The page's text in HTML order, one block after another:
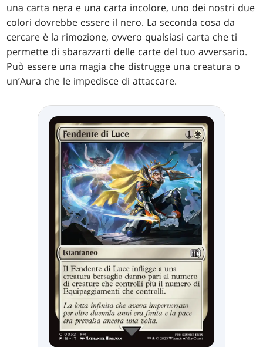
una carta nera e una carta incolore, uno dei nostri due
colori dovrebbe essere il nero. La seconda cosa da
cercare è la rimozione, ovvero qualsiasi carta che ti
permette di sbarazzarti delle carte del tuo avversario.
Può essere una magia che distrugge una creatura o
un’Aura che le impedisce di attaccare.